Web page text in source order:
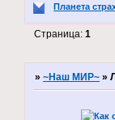
Планета
Страница:1
»~Наш МИР~ »